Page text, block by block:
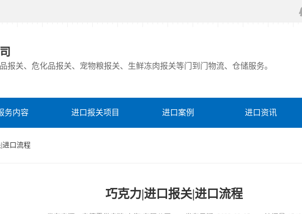
报关、危化品报关、宠物粮报关、生鲜冻肉报关等门到门物流、仓储服务。
务内容 进口报关项目 进口案例 进口资讯
进口流程
巧克力|进口报关|进口流程